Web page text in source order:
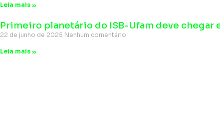
Leia mais »
Primeiro planetário do ISB-Ufam deve chegar
22 de junho de 2025 Nenhum comentário
Leia mais »